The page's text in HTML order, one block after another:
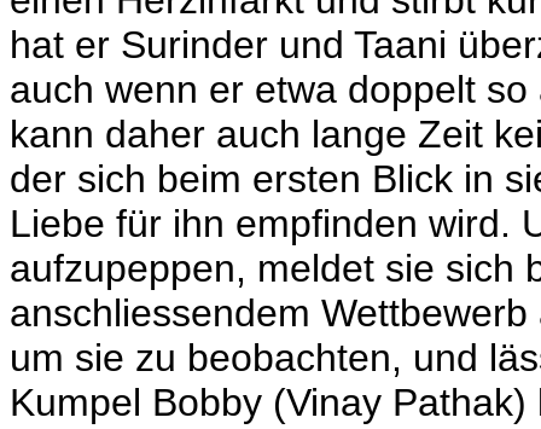
hat er Surinder und Taani
auch wenn er etwa doppelt
kann daher auch lange Zeit
der sich beim ersten Blick in
Liebe für ihn empfinden wird.
aufzupeppen, meldet sie sich
anschliessendem
um sie zu beobachten, und
Kumpel Bobby (Vinay